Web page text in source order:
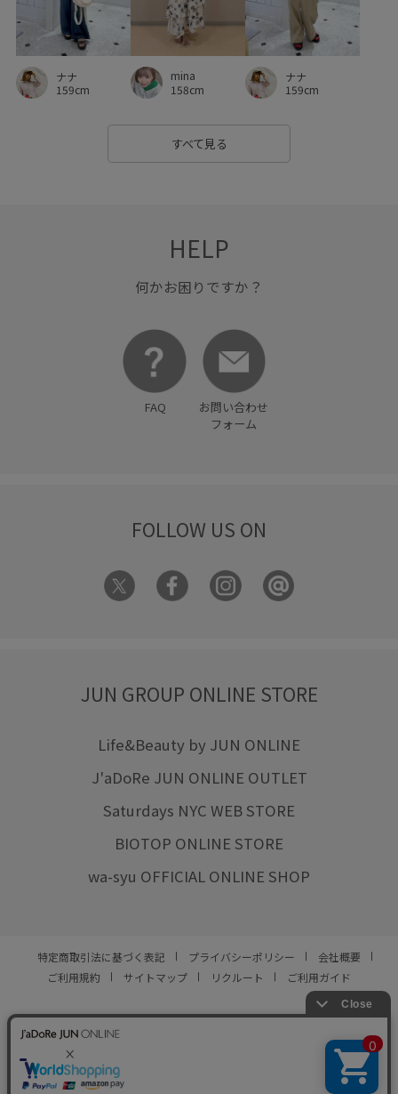
金ボタン 長く使える 長財布
ナナ
159cm
mina
158cm
ナナ
159cm
すべて見る
HELP
何かお困りですか？
FAQ
お問い合わせ
フォーム
FOLLOW US ON
JUN GROUP ONLINE STORE
Life&Beauty by JUN ONLINE
J'aDoRe JUN ONLINE OUTLET
Saturdays NYC WEB STORE
BIOTOP ONLINE STORE
wa-syu OFFICIAL ONLINE SHOP
特定商取引法に基づく表記 プライバシーポリシー
会社概要
ご利用規約
サイトマップ リクルート ご利用ガイド
© JUN CO.,LTD. ALL RIGHTS RESERVED.